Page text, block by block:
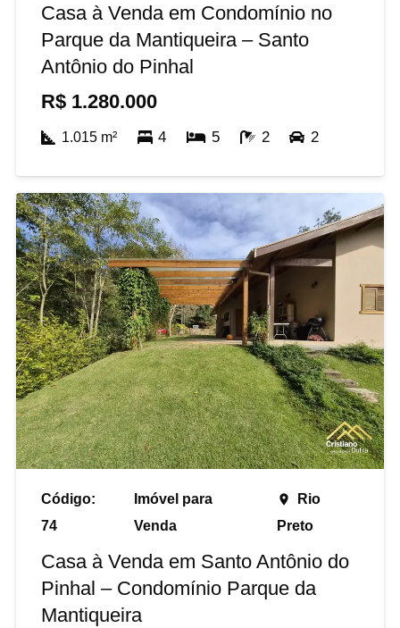
Casa à Venda em Condomínio no
Parque da Mantiqueira – Santo
Antônio do Pinhal
R$ 1.280.000
1.015m² 4 5 2 2
Código:
74
Imóvel para
Venda
place
Rio
Preto
Casa à Venda em Santo Antônio do
Pinhal – Condomínio Parque da
Mantiqueira